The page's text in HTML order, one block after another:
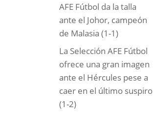
AFE Fútbol da la talla
ante el Johor, campeón
de Malasia (1-1)
La Selección AFE Fútbol
ofrece una gran imagen
ante el Hércules pese a
caer en el último suspiro
(1-2)